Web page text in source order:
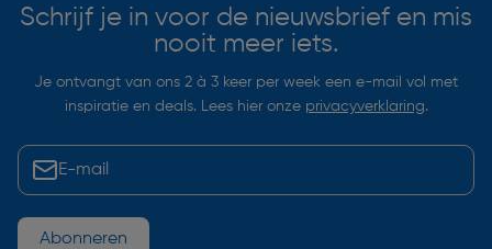
Schrijf je in voor de nieuwsbrief en mis
nooit meer iets.
Je ontvangt van ons 2 à 3 keer per week een e-mail vol met
inspiratie en deals. Lees hier onze privacyverklaring.
Abonneren